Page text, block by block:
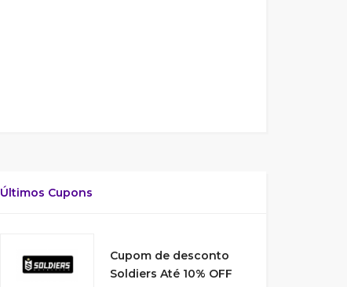
Últimos Cupons
Cupom de desconto
Soldiers Até 10% OFF